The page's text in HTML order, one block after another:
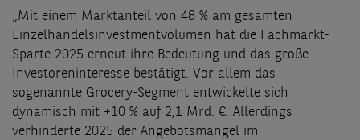
„Mit einem Marktanteil von 48 % am gesamten
Einzelhandelsinvestmentvolumen hat die Fachmarkt-
Sparte 2025 erneut ihre Bedeutung und das große
Investoreninteresse bestätigt. Vor allem das
sogenannte Grocery-Segment entwickelte sich
dynamisch mit +10 % auf 2,1 Mrd. €. Allerdings
verhinderte 2025 der Angebotsmangel im